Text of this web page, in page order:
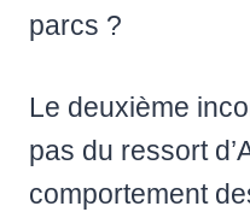
parcs ?
Le deuxième
pas du ressort
comportement